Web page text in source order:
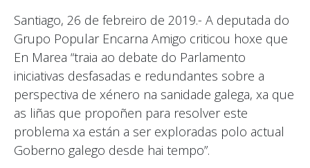
Santiago, 26 de febreiro de 2019.- A deputada do
Grupo Popular Encarna Amigo criticou hoxe que
En Marea “traia ao debate do Parlamento
iniciativas desfasadas e redundantes sobre a
perspectiva de xénero na sanidade galega, xa que
as liñas que propoñen para resolver este
problema xa están a ser exploradas polo actual
Goberno galego desde hai tempo”.